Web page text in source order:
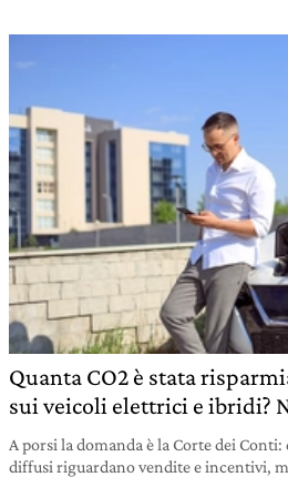
Quanta CO2 è stata
sui veicoli elettrici e ibridi?
A porsi la domanda è la Corte dei
diffusi riguardano vendite e incentivi,